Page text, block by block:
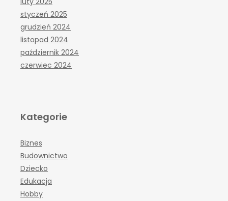
styczeń 2025
grudzień 2024
listopad 2024
październik 2024
czerwiec 2024
Kategorie
Biznes
Budownictwo
Dziecko
Edukacja
Hobby